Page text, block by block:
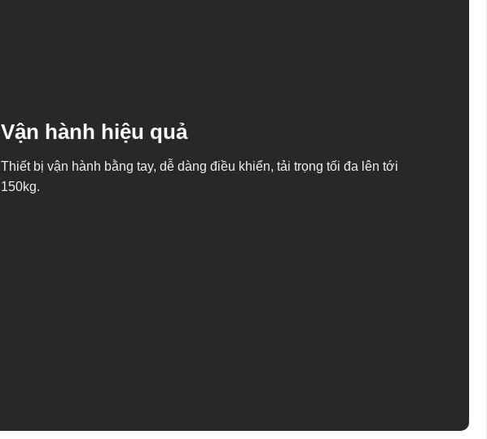
Vận hành hiệu quả
Thiết bị vận hành bằng tay, dễ dàng điều khiển, tải trọng tối đa lên tới
150kg.